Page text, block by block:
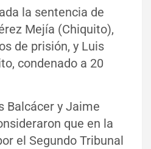
la sentencia de
Mejía (Chiquito),
de prisión, y Luis
condenado a 20
Balcácer y Jaime
que en la
el Segundo Tribunal